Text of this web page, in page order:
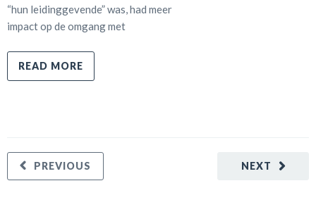
“hun leidinggevende” was, had meer
impact op de omgang met
READ MORE
NEXT
PREVIOUS